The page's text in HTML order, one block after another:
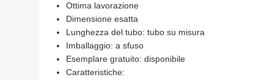
Ottima lavorazione
Dimensione esatta
Lunghezza del tubo: tubo su misura
Imballaggio: a sfuso
Esemplare gratuito: disponibile
Caratteristiche: